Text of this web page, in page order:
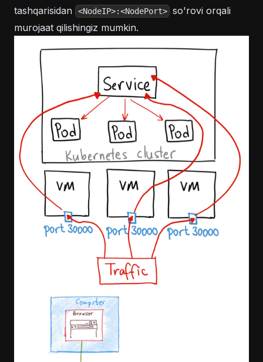
tashqarisidan
<NodeIP>:<NodePort> so'rovi orqali
murojaat qilishingiz mumkin.